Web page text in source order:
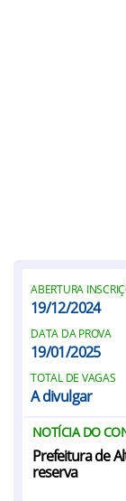
ABERTURA
19/12/2024
DATA DA PROVA
19/01/2025
TOTAL DE VAGAS
A divulgar
NOTÍCIA DO
Prefeitura de
reserva